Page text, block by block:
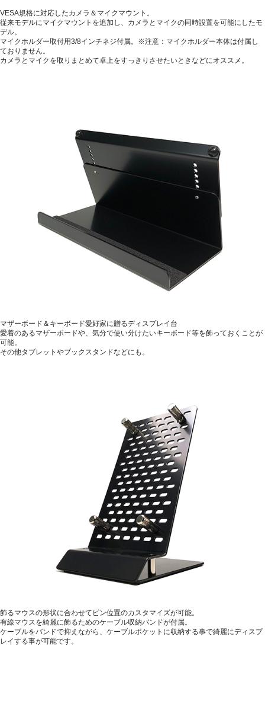
VESA規格に対応したカメラ＆マイクマウント。
従来モデルにマイクマウントを追加し、カメラとマイクの同時設置を可能にしたモ
デル。
マイクホルダー取付用3/8インチネジ付属。※注意：マイクホルダー本体は付属し
ておりません。
カメラとマイクを取りまとめて卓上をすっきりさせたいときなどにオススメ。
マザーボード＆キーボード愛好家に贈るディスプレイ台
愛着のあるマザーボードや、気分で使い分けたいキーボード等を飾っておくことが
可能。
その他タブレットやブックスタンドなどにも。
飾るマウスの形状に合わせてピン位置のカスタマイズが可能。
有線マウスを綺麗に飾るためのケーブル収納バンドが付属。
ケーブルをバンドで抑えながら、ケーブルポケットに収納する事で綺麗にディスプ
レイする事が可能です。